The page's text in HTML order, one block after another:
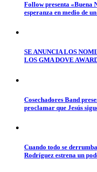
Follow presenta «Buena
esperanza en medio de
SE ANUNCIA LOS
LOS GMA DOVE
Cosechadores Band
proclamar que Jesús
Cuando todo se
Rodríguez estrena un